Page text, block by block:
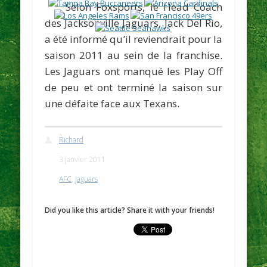
SelonFoxsports, le Head Coach
des Jacksonville Jaguars,Jack Del Rio,
a été informé qu’il reviendrait pour la
saison 2011 au sein de la franchise.
Les Jaguars ont manqué les Play Off
de peu et ont terminé la saison sur
une défaite face aux Texans.
Richard
3 janvier 2011
AFC, Jaguars
Did you like this article? Share it with your friends!